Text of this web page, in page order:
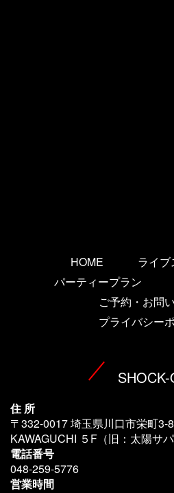
HOME
ライ
パーティープラン
ご予約・お問
プライバシー
SHOCK-
住 所
〒332-0017 埼玉県川口市栄町3-
KAWAGUCHI ５F（旧：太陽サ
電話番号
048-259-5776
営業時間